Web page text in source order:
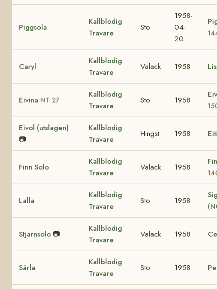
Piggsola
Kallblodig
Travare
Sto
1958-
04-
20
Caryl
Kallblodig
Travare
Valack 1958
Eivina NT 27
Kallblodig
Travare
Sto 1958
Eivol (utslagen)
📷
Kallblodig
Travare
Hingst 1958
Finn Solo
Kallblodig
Travare
Valack 1958
Lalla
Kallblodig
Travare
Sto 1958
Stjärnsolo 📷
Kallblodig
Travare
Valack 1958
Särla
Kallblodig
Travare
Sto 1958